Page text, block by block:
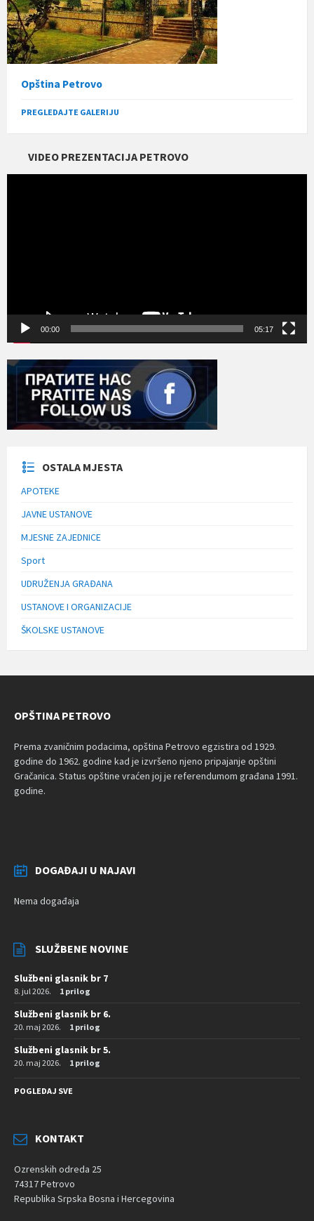
Opština Petrovo
PREGLEDAJTE GALERIJU
VIDEO PREZENTACIJA PETROVO
00:00 05:17
OSTALA MJESTA
APOTEKE
JAVNE USTANOVE
MJESNE ZAJEDNICE
Sport
UDRUŽENJA GRAĐANA
USTANOVE I ORGANIZACIJE
ŠKOLSKE USTANOVE
OPŠTINA PETROVO
Prema zvaničnim podacima, opština Petrovo egzistira od 1929.
godine do 1962. godine kad je izvršeno njeno pripajanje opštini
Gračanica. Status opštine vraćen joj je referendumom građana 1991.
godine.
DOGAĐAJI U NAJAVI
Nema događaja
SLUŽBENE NOVINE
Službeni glasnik br 7
8. jul 2026. 1 prilog
Službeni glasnik br 6.
20. maj 2026. 1 prilog
Službeni glasnik br 5.
20. maj 2026. 1 prilog
POGLEDAJ SVE
KONTAKT
Ozrenskih odreda 25
74317 Petrovo
Republika Srpska Bosna i Hercegovina